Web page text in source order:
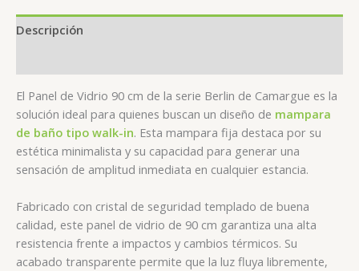
Descripción
El Panel de Vidrio 90 cm de la serie Berlin de Camargue es la
solución ideal para quienes buscan un diseño de mampara
de baño tipo walk-in. Esta mampara fija destaca por su
estética minimalista y su capacidad para generar una
sensación de amplitud inmediata en cualquier estancia.
Fabricado con cristal de seguridad templado de buena
calidad, este panel de vidrio de 90 cm garantiza una alta
resistencia frente a impactos y cambios térmicos. Su
acabado transparente permite que la luz fluya libremente,